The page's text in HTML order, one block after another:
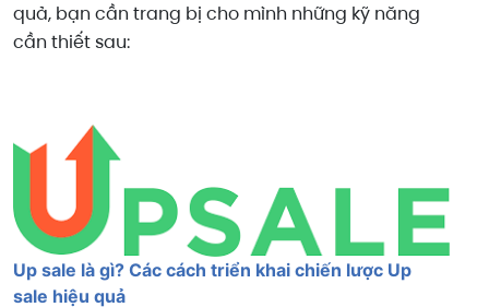
quả, bạn cần trang bị cho mình những kỹ năng
cần thiết sau:
Up sale là gì? Các cách triển khai chiến lược Up
sale hiệu quả